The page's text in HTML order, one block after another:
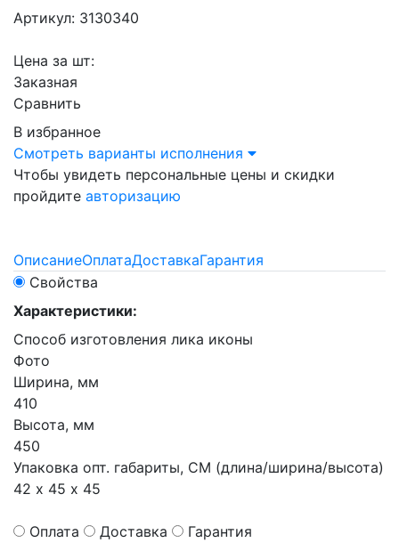
Артикул: 3130340
Цена за шт:
Заказная
Сравнить
В избранное
Смотреть варианты исполнения
Чтобы увидеть персональные цены и скидки
пройдите авторизацию
ОписаниеОплатаДоставкаГарантия
Свойства
Характеристики:
Способ изготовления лика иконы
Фото
Ширина, мм
410
Высота, мм
450
Упаковка опт. габариты, СМ (длина/ширина/высота)
42 х 45 х 45
Оплата Доставка Гарантия